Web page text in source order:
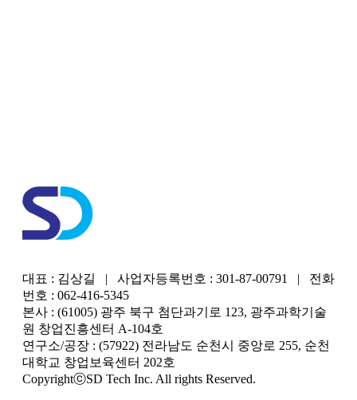
대표 : 김상길 | 사업자등록번호 : 301-87-00791 | 전화
번호 : 062-416-5345
본사 : (61005) 광주 북구 첨단과기로 123, 광주과학기술
원 창업진흥센터 A-104호
연구소/공장 : (57922) 전라남도 순천시 중앙로 255, 순천
대학교 창업보육센터 202호
CopyrightⓒSD Tech Inc. All rights Reserved.